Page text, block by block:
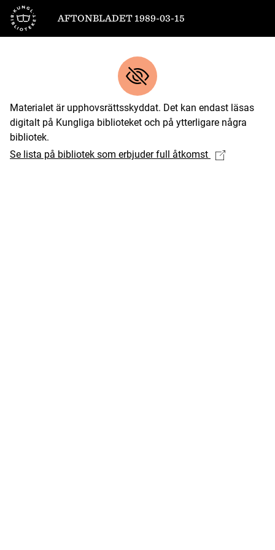
Till startsidan
AFTONBLADET 1989-03-15
Materialet är upphovsrättsskyddat. Det kan endast läsas
digitalt på Kungliga biblioteket och på ytterligare några
bibliotek.
Se lista på bibliotek som erbjuder full åtkomst